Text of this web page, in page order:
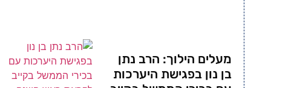
מעלים הילוך: הרב נתן
בן נון בפגישת היערכות